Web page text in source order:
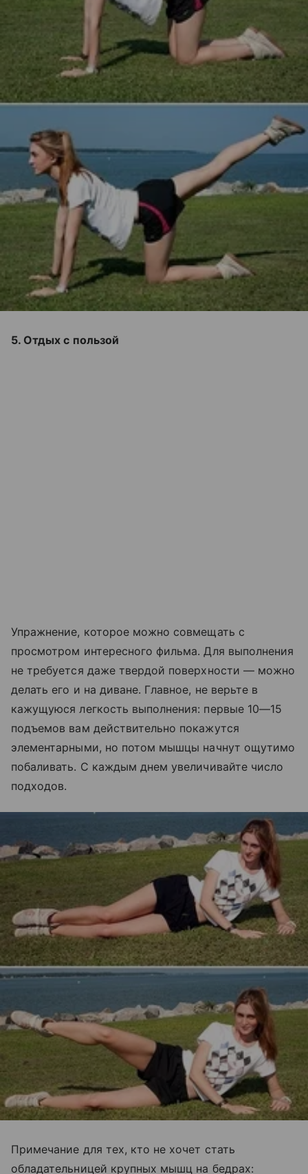
5. Отдых с пользой
Упражнение, которое можно совмещать с
просмотром интересного фильма. Для выполнения
не требуется даже твердой поверхности — можно
делать его и на диване. Главное, не верьте в
кажущуюся легкость выполнения: первые 10—15
подъемов вам действительно покажутся
элементарными, но потом мышцы начнут ощутимо
побаливать. С каждым днем увеличивайте число
подходов.
Примечание для тех, кто не хочет стать
обладательницей крупных мышц на бедрах: